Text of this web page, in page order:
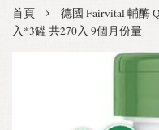
首頁 ›
德國 Fairvital 輔酶
入*3罐 共270入 9個月份量